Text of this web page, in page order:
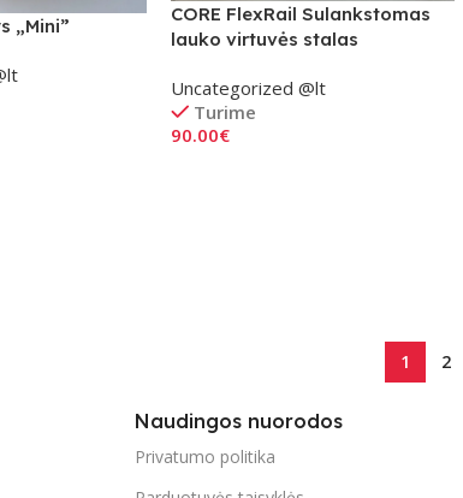
„Mini”
CORE FlexRail Sulankstomas
lauko virtuvės stalas
Uncategorized @lt
Turime
90.00€
1 2
Naudingos nuorodos
Privatumo politika